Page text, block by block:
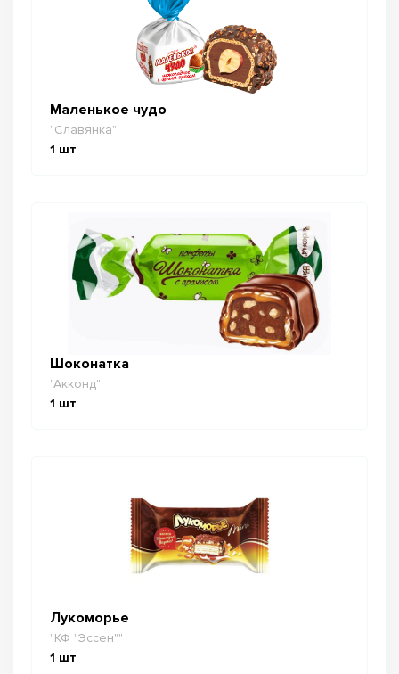
Маленькое чудо
"Славянка"
1 шт
Шоконатка
"Акконд"
1 шт
Лукоморье
"КФ "Эссен""
1 шт